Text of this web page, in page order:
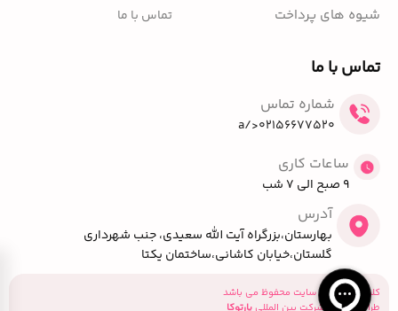
شیوه های پرداخت تماس با ما
تماس با ما
شماره تماس
02156677520</a
ساعات کاری
9 صبح الی 7 شب
آدرس
بهارستان،بزرگراه آیت الله سعیدی، جنب شهرداری
گلستان،خیابان کاشانی،ساختمان یکتا
کلیه حقوق این سایت محفوظ می باشد
طراحی توسط شرکت بین المللی پارتوکا